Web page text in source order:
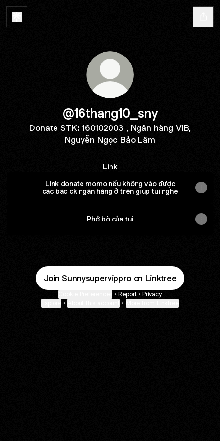
@16thang10_sny
Donate STK: 160102003 , Ngân hàng VIB,
Nguyễn Ngọc Bảo Lâm
Link
Link donate momo nếu không vào được
các bác ck ngân hàng ở trên giúp tui nghe
Phở bò của tui
Join Sunnysupervippro on Linktree
• Report • Privacy
• •